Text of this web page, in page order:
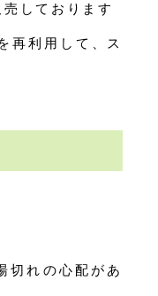
しております
再利用して、ス
切れの心配があ